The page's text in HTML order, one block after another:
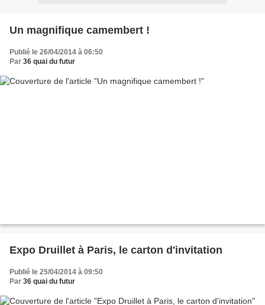
Un magnifique camembert !
Publié le 26/04/2014 à 06:50
Par 36 quai du futur
Expo Druillet à Paris, le carton d'invitation
Publié le 25/04/2014 à 09:50
Par 36 quai du futur